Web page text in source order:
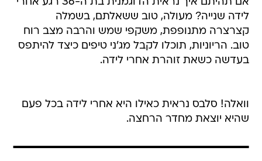
לידה שנייה? מעולה, טוב ששאלתם, בשמלה
קצרצרה מתנופפת, משקפי שמש והרבה מצב רוח
טוב. הריוניות, תוכלו לקבל מג'ני טיפים כיצד להיתפס
בעדשה כשאת זוהרת אחרי לידה.
וואלה! סלבס נראית כאילו היא אחרי לידה בכל פעם
שהיא יוצאת מחדר הרחצה.